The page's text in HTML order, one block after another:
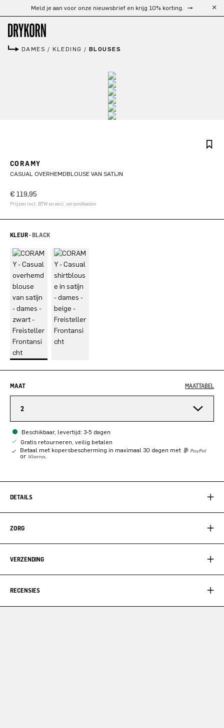
Ga naar de hoofdinhoud
Gratis verzending vanaf €300
DAMES / KLEDING / BLOUSES
CORAMY
CASUAL OVERHEMDBLOUSE VAN SATIJN
€ 119,95
Prijzen incl. BTW en excl. verzendkosten
KLEUR -BLACK
MAAT MAATTABEL
2
Beschikbaar, levertijd: 3-5 dagen
Gratis retourneren, veilig betalen
Betaal met kopersbescherming in maximaal 30 dagen met
or
DETAILS
ZORG
VERZENDING
RECENSIES